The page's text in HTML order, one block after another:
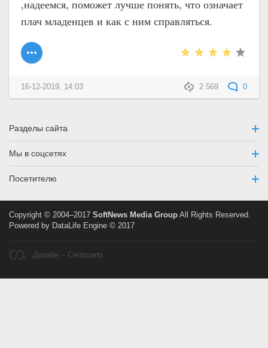
,надеемся, поможет лучше понять, что означает
плач младенцев и как с ним справляться.
2 569 0
16-12-2019, 14:03
Разделы сайта
Мы в соцсетях
Посетителю
Copyright © 2004–2017 SoftNews Media Group All Rights Reserved.
Powered by DataLife Engine © 2017
Дизайн – Centroarts